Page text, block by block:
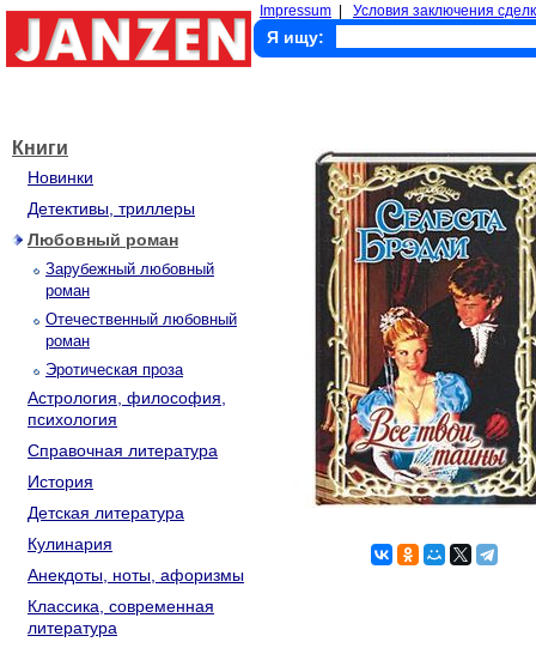
Impressum Условия заключения
Я ищу:
Книги
Новинки
Детективы, триллеры
Любовный роман
Зарубежный любовный
роман
Отечественный любовный
роман
Эротическая проза
Астрология, философия,
психология
Справочная литература
История
Детская литература
Кулинария
Анекдоты, ноты, афоризмы
Классика, современная
литература